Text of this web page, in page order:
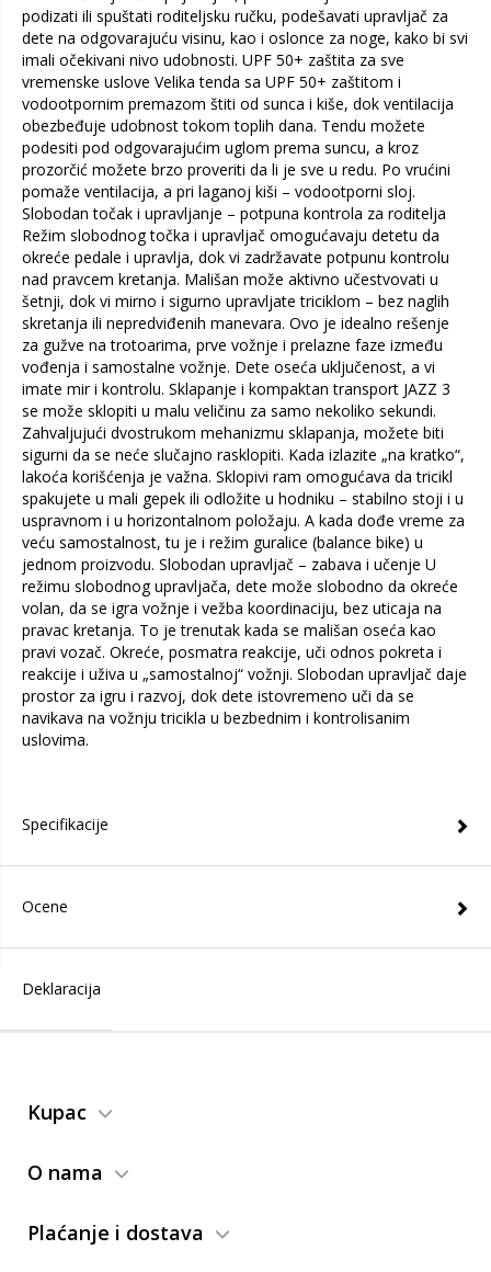
podizati ili spuštati roditeljsku ručku, podešavati upravljač za
dete na odgovarajuću visinu, kao i oslonce za noge, kako bi svi
imali očekivani nivo udobnosti. UPF 50+ zaštita za sve
vremenske uslove Velika tenda sa UPF 50+ zaštitom i
vodootpornim premazom štiti od sunca i kiše, dok ventilacija
obezbeđuje udobnost tokom toplih dana. Tendu možete
podesiti pod odgovarajućim uglom prema suncu, a kroz
prozorčić možete brzo proveriti da li je sve u redu. Po vrućini
pomaže ventilacija, a pri laganoj kiši – vodootporni sloj.
Slobodan točak i upravljanje – potpuna kontrola za roditelja
Režim slobodnog točka i upravljač omogućavaju detetu da
okreće pedale i upravlja, dok vi zadržavate potpunu kontrolu
nad pravcem kretanja. Mališan može aktivno učestvovati u
šetnji, dok vi mirno i sigurno upravljate triciklom – bez naglih
skretanja ili nepredviđenih manevara. Ovo je idealno rešenje
za gužve na trotoarima, prve vožnje i prelazne faze između
vođenja i samostalne vožnje. Dete oseća uključenost, a vi
imate mir i kontrolu. Sklapanje i kompaktan transport JAZZ 3
se može sklopiti u malu veličinu za samo nekoliko sekundi.
Zahvaljujući dvostrukom mehanizmu sklapanja, možete biti
sigurni da se neće slučajno rasklopiti. Kada izlazite „na kratko“,
lakoća korišćenja je važna. Sklopivi ram omogućava da tricikl
spakujete u mali gepek ili odložite u hodniku – stabilno stoji i u
uspravnom i u horizontalnom položaju. A kada dođe vreme za
veću samostalnost, tu je i režim guralice (balance bike) u
jednom proizvodu. Slobodan upravljač – zabava i učenje U
režimu slobodnog upravljača, dete može slobodno da okreće
volan, da se igra vožnje i vežba koordinaciju, bez uticaja na
pravac kretanja. To je trenutak kada se mališan oseća kao
pravi vozač. Okreće, posmatra reakcije, uči odnos pokreta i
reakcije i uživa u „samostalnoj“ vožnji. Slobodan upravljač daje
prostor za igru i razvoj, dok dete istovremeno uči da se
navikava na vožnju tricikla u bezbednim i kontrolisanim
uslovima.
Specifikacije
Ocene
Deklaracija
Kupac
O nama
Plaćanje i dostava